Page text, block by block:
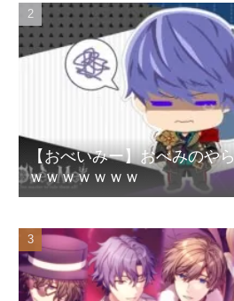
【おべいみー】おべみのや
ｗｗｗｗｗｗｗ